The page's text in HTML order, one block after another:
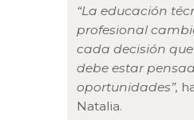
“La educación
profesional
cada decisión
debe estar
oportunidades”,
Natalia.